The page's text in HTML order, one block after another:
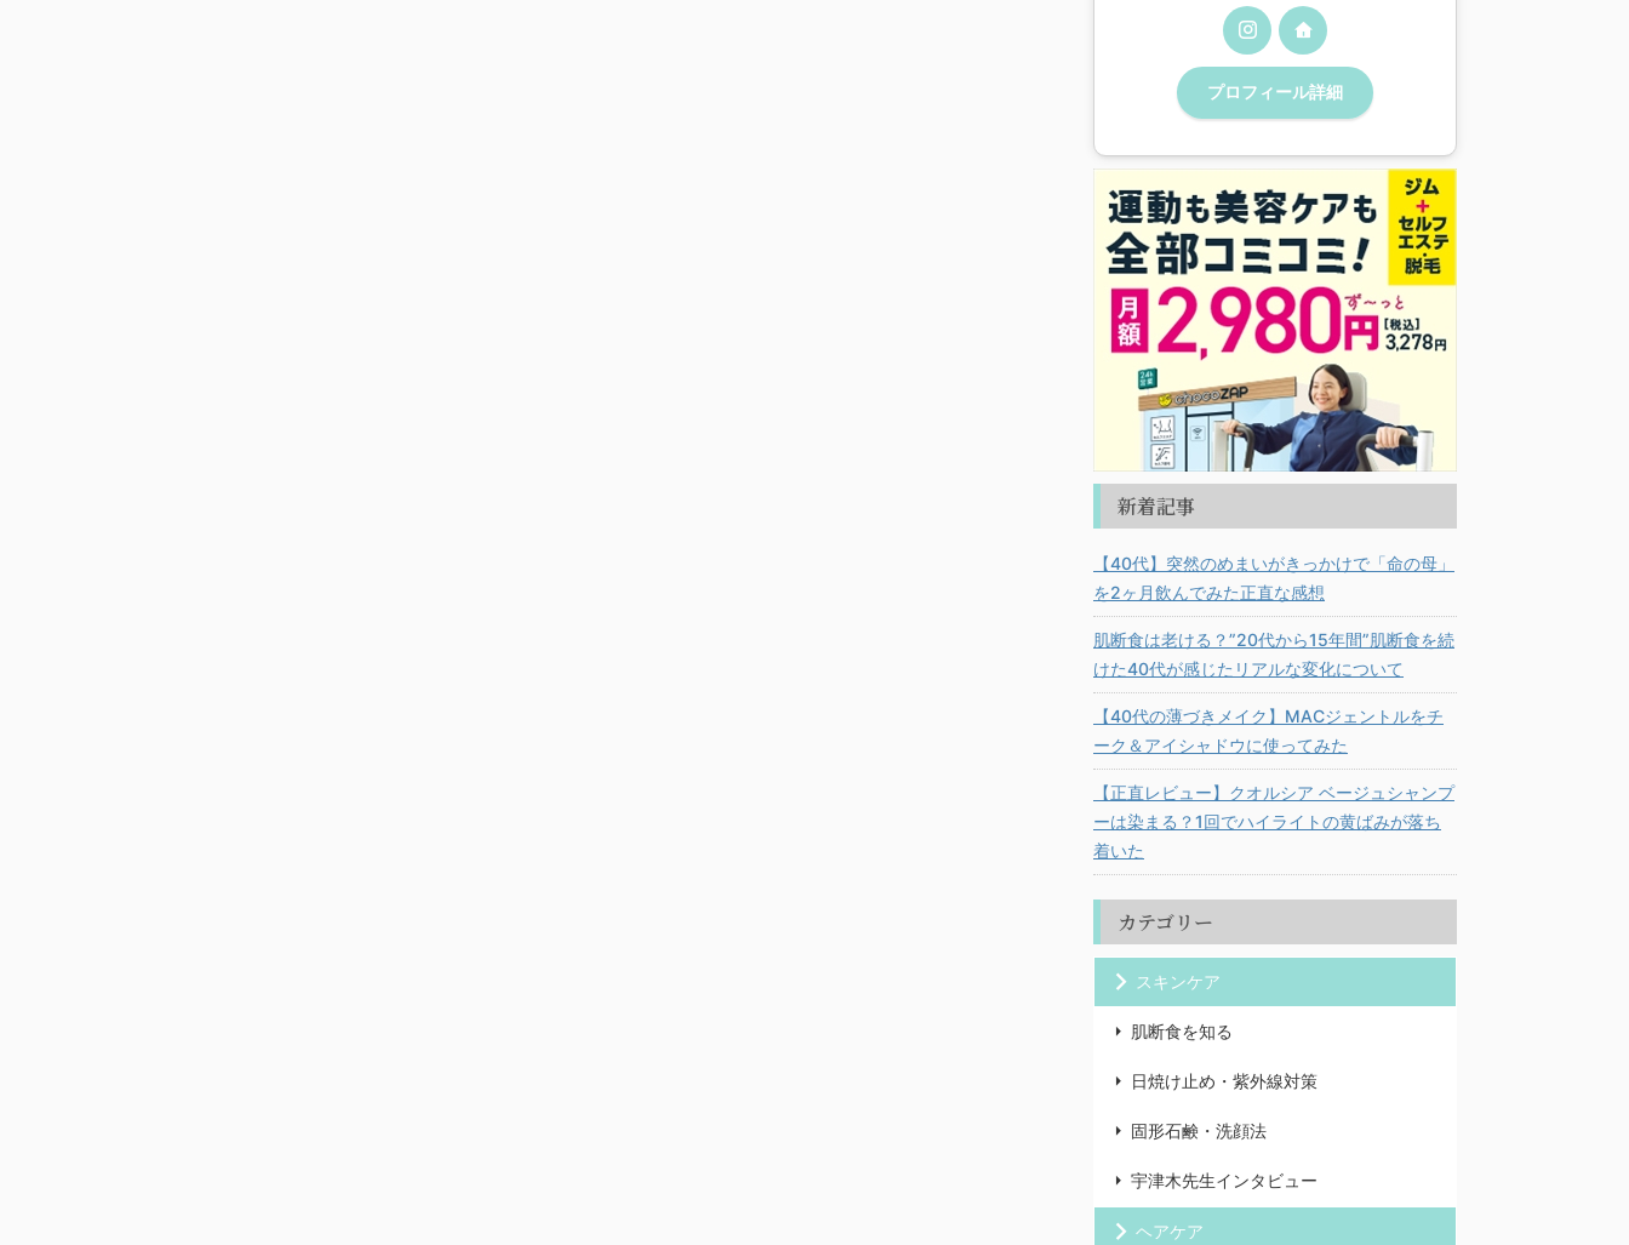
プロフィール詳細
新着記事
【40代】突然のめまいがきっかけで「命の母」
を2ヶ月飲んでみた正直な感想
肌断食は老ける？”20代から15年間”肌断食を続
けた40代が感じたリアルな変化について
【40代の薄づきメイク】MACジェントルをチ
ーク＆アイシャドウに使ってみた
【正直レビュー】クオルシア ベージュシャンプ
ーは染まる？1回でハイライトの黄ばみが落ち
着いた
カテゴリー
スキンケア
肌断食を知る
日焼け止め・紫外線対策
固形石鹸・洗顔法
宇津木先生インタビュー
ヘアケア